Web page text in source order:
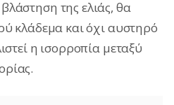
της ελιάς, θα
κλάδεμα και όχι αυστηρό
η ισορροπία μεταξύ